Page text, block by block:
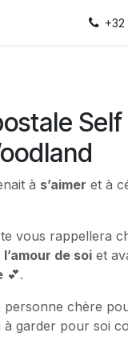
+32
à s’aimer et à
vous rappellera
de soi et
💕.
chère
à garder pour soi